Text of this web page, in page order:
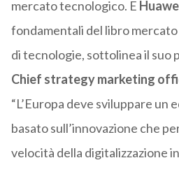
mercato tecnologico. E
fondamentali del libro
di tecnologie, sottolinea il suo
Chief strategy marketing
“L’Europa deve sviluppare un
basato sull’innovazione che
velocità della digitalizzazione